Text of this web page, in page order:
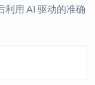
利用 AI 驱动的准确